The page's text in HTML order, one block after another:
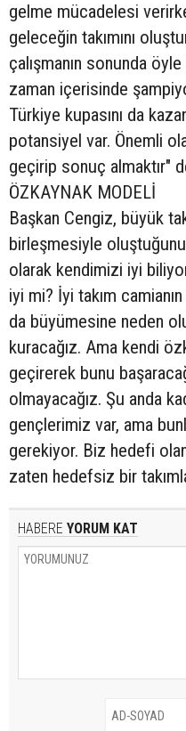
gelme mücadelesi
geleceğin takımını
çalışmanın sonunda
zaman içerisinde
Türkiye kupasını da
potansiyel var. Önemli
geçirip sonuç almaktır"
ÖZKAYNAK MODELİ
Başkan Cengiz, büyük
birleşmesiyle
olarak kendimizi iyi
iyi mi? İyi takım
da büyümesine neden
kuracağız. Ama kendi
geçirerek bunu
olmayacağız. Şu anda
gençlerimiz var, ama
gerekiyor. Biz hedefi
zaten hedefsiz bir
HABERE YORUM KAT